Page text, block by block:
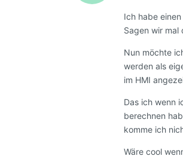
Ich habe
Sagen wir mal
Nun möchte
werden als
im HMI
Das ich wenn
berechnen
komme ich
Wäre cool